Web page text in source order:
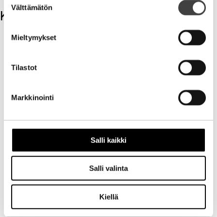
valinta
Välttämätön
Mieltymykset
Tilastot
Markkinointi
Salli kaikki
Salli valinta
Kiellä
Kommentit
Kirjoita kommentti
Aihe
Sähköpostiosoite
Kotisivu